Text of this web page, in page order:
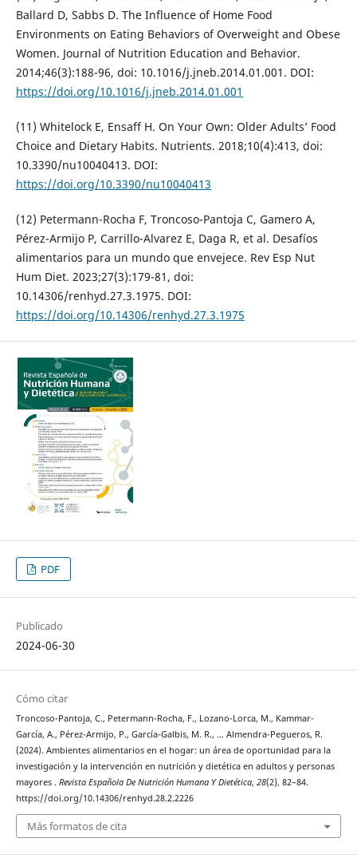
Ballard D, Sabbs D. The Influence of Home Food
Environments on Eating Behaviors of Overweight and Obese
Women. Journal of Nutrition Education and Behavior.
2014;46(3):188-96, doi: 10.1016/j.jneb.2014.01.001. DOI:
https://doi.org/10.1016/j.jneb.2014.01.001
(11) Whitelock E, Ensaff H. On Your Own: Older Adults’ Food
Choice and Dietary Habits. Nutrients. 2018;10(4):413, doi:
10.3390/nu10040413. DOI:
https://doi.org/10.3390/nu10040413
(12) Petermann-Rocha F, Troncoso-Pantoja C, Gamero A,
Pérez-Armijo P, Carrillo-Alvarez E, Daga R, et al. Desafíos
alimentarios para un mundo que envejece. Rev Esp Nut
Hum Diet. 2023;27(3):179-81, doi:
10.14306/renhyd.27.3.1975. DOI:
https://doi.org/10.14306/renhyd.27.3.1975
PDF
Publicado
2024-06-30
Cómo citar
Troncoso-Pantoja, C., Petermann-Rocha, F., Lozano-Lorca, M., Kammar-
García, A., Pérez-Armijo, P., García-Galbis, M. R., … Almendra-Pegueros, R.
(2024). Ambientes alimentarios en el hogar: un área de oportunidad para la
investigación y la intervención en nutrición y dietética en adultos y personas
mayores . Revista Española De Nutrición Humana Y Dietética, 28(2), 82–84.
https://doi.org/10.14306/renhyd.28.2.2226
Más formatos de cita